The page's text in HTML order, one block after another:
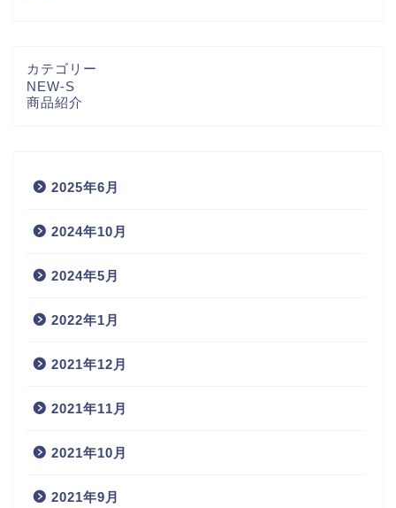
カテゴリー
NEW-S
商品紹介
2025年6月
2024年10月
2024年5月
2022年1月
2021年12月
2021年11月
2021年10月
2021年9月